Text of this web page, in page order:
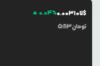
0.04%0.003107$
583تومان